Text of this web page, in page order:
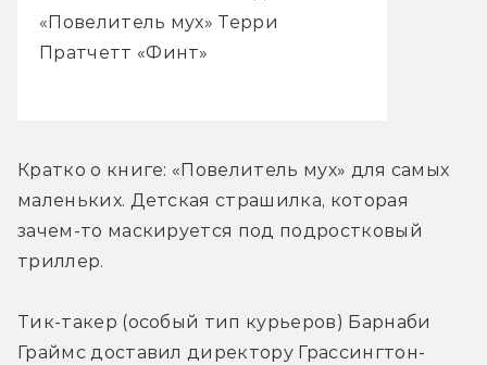
«Повелитель мух» Терри
Пратчетт «Финт»
Кратко о книге: «Повелитель мух» для самых
маленьких. Детская страшилка, которая
зачем-то маскируется под подростковый
триллер.
Тик-такер (особый тип курьеров) Барнаби
Граймс доставил директору Грассингтон-